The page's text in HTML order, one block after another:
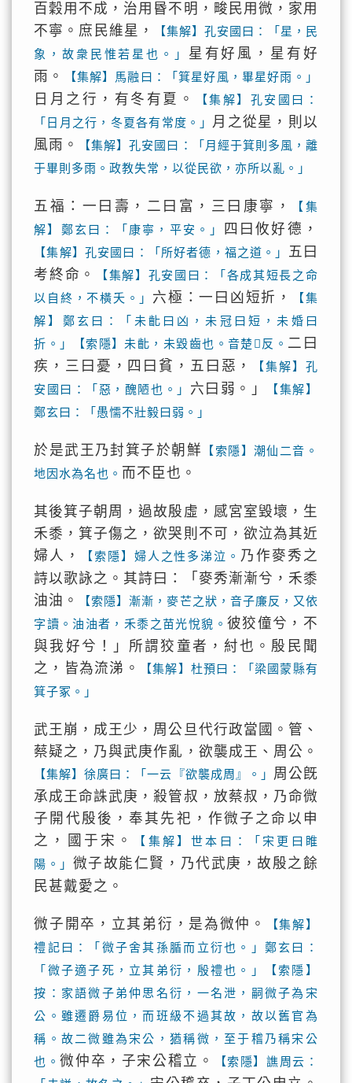
百穀用不成，治用昬不明，畯民用微，家用
不寧。庶民維星，
【集解】孔安國曰：「星，民
象，故衆民惟若星也。」 星有好風，星有好
雨。
【集解】馬融曰：「箕星好風，畢星好雨。」
日月之行，有冬有夏。
【集解】孔安國曰：
「日月之行，冬夏各有常度。」 月之從星，則以
風雨。
【集解】孔安國曰：「月經于箕則多風，離
于畢則多雨。政教失常，以從民欲，亦所以亂。」
五福：一曰壽，二曰富，三曰康寧，
【集
解】鄭玄曰：「康寧，平安。」
四曰攸好德，
【集解】孔安國曰：「所好者德，福之道。」 五曰
考終命。
【集解】孔安國曰：「各成其短長之命
以自終，不橫夭。」 六極：一曰凶短折，
【集
解】鄭玄曰：「未齔曰凶，未冠曰短，未婚曰
折。」【索隱】未齔，未毀齒也。音楚𢗟反。 二曰
疾，三曰憂，四曰貧，五曰惡，
【集解】孔
安國曰：「惡，醜陋也。」 六曰弱。」
【集解】
鄭玄曰：「愚懦不壯毅曰弱。」
於是武王乃封箕子於朝鮮
【索隱】潮仙二音。
地因水為名也。 而不臣也。
其後箕子朝周，過故殷虛，感宮室毀壞，生
禾黍，箕子傷之，欲哭則不可，欲泣為其近
婦人，
【索隱】婦人之性多涕泣。 乃作麥秀之
詩以歌詠之。其詩曰：「麥秀漸漸兮，禾黍
油油。
【索隱】漸漸，麥芒之狀，音子廉反，又依
字讀。油油者，禾黍之苗光悅貌。 彼狡僮兮，不
與我好兮！」所謂狡童者，紂也。殷民聞
之，皆為流涕。
【集解】杜預曰：「梁國蒙縣有
箕子冢。」
武王崩，成王少，周公旦代行政當國。管、
蔡疑之，乃與武庚作亂，欲襲成王、周公。
【集解】徐廣曰：「一云『欲襲成周』。」 周公旣
承成王命誅武庚，殺管叔，放蔡叔，乃命微
子開代殷後，奉其先祀，作微子之命以申
之，國于宋。
【集解】世本曰：「宋更曰睢
陽。」 微子故能仁賢，乃代武庚，故殷之餘
民甚戴愛之。
微子開卒，立其弟衍，是為微仲。
【集解】
禮記曰：「微子舍其孫腯而立衍也。」鄭玄曰：
「微子適子死，立其弟衍，殷禮也。」【索隱】
按：家語微子弟仲思名衍，一名泄，嗣微子為宋
公。雖遷爵易位，而班級不過其故，故以舊官為
稱。故二微雖為宋公，猶稱微，至于稽乃稱宋公
也。微仲卒，子宋公稽立。
【索隱】譙周云：